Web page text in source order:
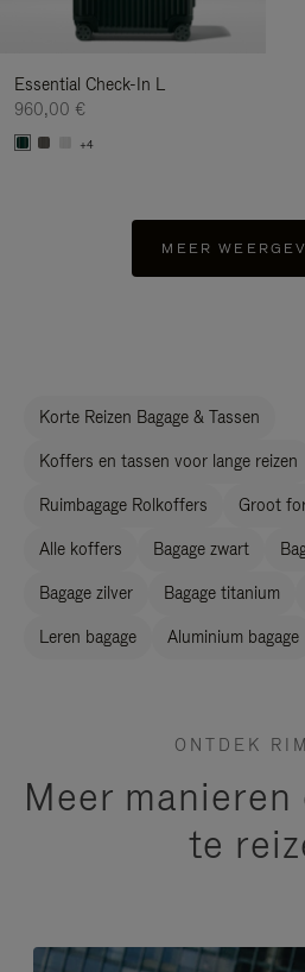
Essential Check-In L
960,00 €
+4
MEER
Korte Reizen Bagage & Tassen
Koffers en tassen voor lange reizen
Ruimbagage Rolkoffers Groot
Alle koffers Bagage zwart
Bagage zilver Bagage titanium
Leren bagage Aluminium bagage
ONTDEK
Meer
te